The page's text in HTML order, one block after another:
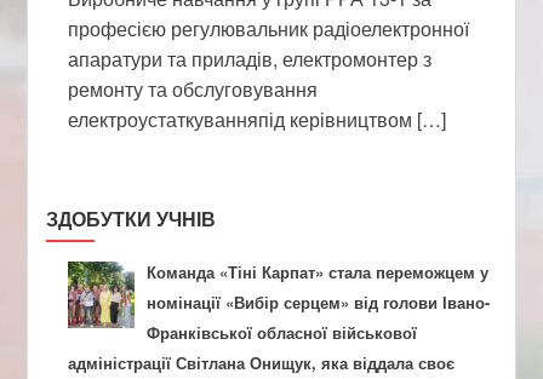
професією регулювальник радіоелектронної
апаратури та приладів, електромонтер з
ремонту та обслуговування
електроустаткуванняпід керівництвом […]
ЗДОБУТКИ УЧНІВ
Команда «Тіні Карпат» стала переможцем у
номінації «Вибір серцем» від голови Івано-
Франківської обласної військової
адміністрації Світлана Онищук, яка віддала своє